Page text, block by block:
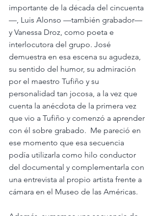
importante de la década del cincuenta
—, Luis Alonso —también grabador—
y Vanessa Droz, como poeta e
interlocutora del grupo. José
demuestra en esa escena su agudeza,
su sentido del humor, su admiración
por el maestro Tufiño y su
personalidad tan jocosa, a la vez que
cuenta la anécdota de la primera vez
que vio a Tufiño y comenzó a aprender
con él sobre grabado.  Me pareció en
ese momento que esa secuencia
podía utilizarla como hilo conductor
del documental y complementarla con
una entrevista al propio artista frente a
cámara en el Museo de las Américas.